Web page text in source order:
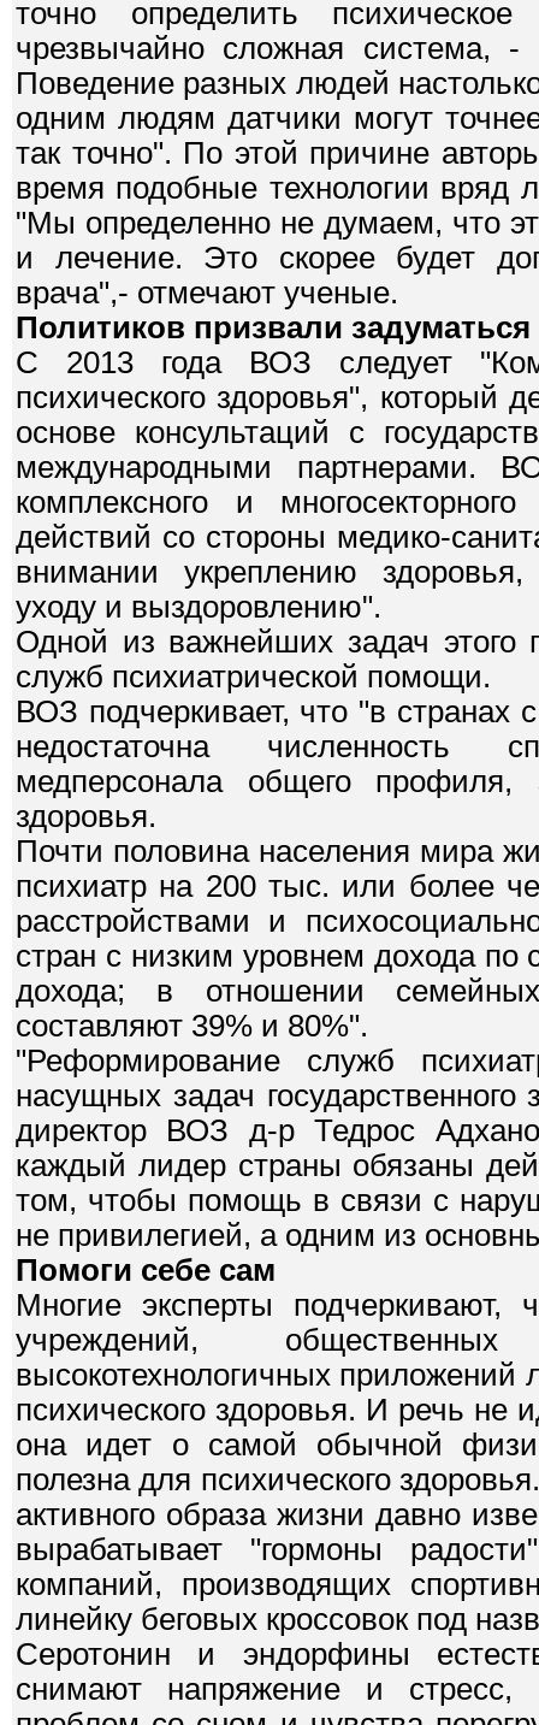
точно определить
чрезвычайно сложная система, -
Поведение разных людей
одним людям датчики могут
так точно". По этой причине
время подобные технологии вряд
"Мы определенно не думаем, что
и лечение. Это скорее будет
врача",- отмечают ученые.
Политиков призвали
С 2013 года ВОЗ следует
психического здоровья", который
основе консультаций с
международными партнерами.
комплексного и
действий со стороны медико-
внимании укреплению
уходу и выздоровлению".
Одной из важнейших задач этого
служб психиатрической помощи.
ВОЗ подчеркивает, что "в странах
недостаточна численность
медперсонала общего профиля,
здоровья.
Почти половина населения мира
психиатр на 200 тыс. или более
расстройствами и
стран с низким уровнем дохода
дохода; в отношении
составляют 39% и 80%".
"Реформирование служб
насущных задач
директор ВОЗ д-р Тедрос
каждый лидер страны обязаны
том, чтобы помощь в связи с
не привилегией, а одним из
Помоги себе сам
Многие эксперты подчеркивают,
учреждений,
высокотехнологичных
психического здоровья. И речь не
она идет о самой обычной
полезна для психического
активного образа жизни давно
вырабатывает "гормоны
компаний, производящих
линейку беговых кроссовок под
Серотонин и эндорфины
снимают напряжение и стресс,